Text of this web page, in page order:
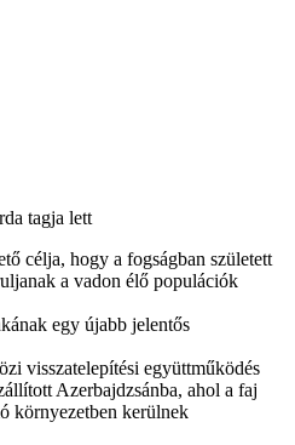
tagja lett
célja, hogy a fogságban született
a vadon élő populációk
egy újabb jelentős
visszatelepítési együttműködés
Azerbajdzsánba, ahol a faj
környezetben kerülnek